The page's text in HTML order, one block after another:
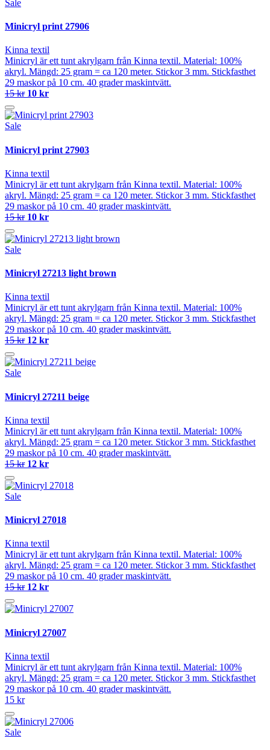
Sale
Minicryl print 27906
Kinna textil
Minicryl är ett tunt akrylgarn från Kinna textil. Material: 100%
akryl. Mängd: 25 gram = ca 120 meter. Stickor 3 mm. Stickfasthet
29 maskor på 10 cm. 40 grader maskintvätt.
15 kr 10 kr
Sale
Minicryl print 27903
Kinna textil
Minicryl är ett tunt akrylgarn från Kinna textil. Material: 100%
akryl. Mängd: 25 gram = ca 120 meter. Stickor 3 mm. Stickfasthet
29 maskor på 10 cm. 40 grader maskintvätt.
15 kr 10 kr
Sale
Minicryl 27213 light brown
Kinna textil
Minicryl är ett tunt akrylgarn från Kinna textil. Material: 100%
akryl. Mängd: 25 gram = ca 120 meter. Stickor 3 mm. Stickfasthet
29 maskor på 10 cm. 40 grader maskintvätt.
15 kr 12 kr
Sale
Minicryl 27211 beige
Kinna textil
Minicryl är ett tunt akrylgarn från Kinna textil. Material: 100%
akryl. Mängd: 25 gram = ca 120 meter. Stickor 3 mm. Stickfasthet
29 maskor på 10 cm. 40 grader maskintvätt.
15 kr 12 kr
Sale
Minicryl 27018
Kinna textil
Minicryl är ett tunt akrylgarn från Kinna textil. Material: 100%
akryl. Mängd: 25 gram = ca 120 meter. Stickor 3 mm. Stickfasthet
29 maskor på 10 cm. 40 grader maskintvätt.
15 kr 12 kr
Minicryl 27007
Kinna textil
Minicryl är ett tunt akrylgarn från Kinna textil. Material: 100%
akryl. Mängd: 25 gram = ca 120 meter. Stickor 3 mm. Stickfasthet
29 maskor på 10 cm. 40 grader maskintvätt.
15 kr
Sale